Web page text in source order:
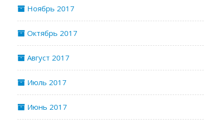
Ноябрь 2017
Октябрь 2017
Август 2017
Июль 2017
Июнь 2017